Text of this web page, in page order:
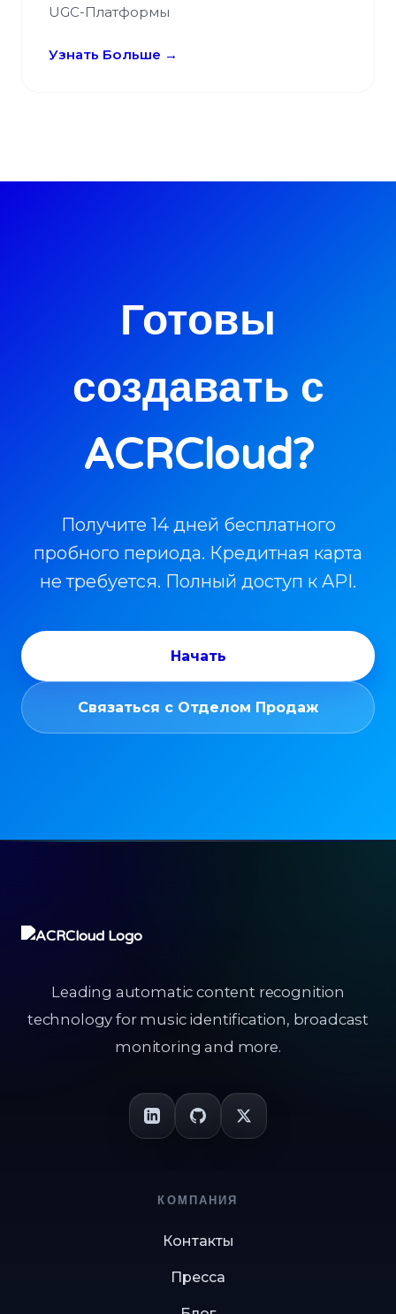
UGC-Платформы
Узнать Больше →
Готовы
создавать с
ACRCloud?
Получите 14 дней бесплатного
пробного периода. Кредитная карта
не требуется. Полный доступ к API.
Начать
Связаться с Отделом Продаж
Leading automatic content recognition
technology for music identification, broadcast
monitoring and more.
КОМПАНИЯ
Контакты
Пресса